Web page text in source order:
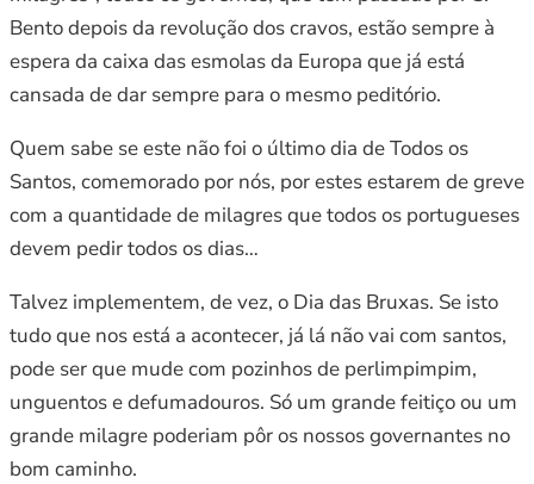
Bento depois da revolução dos cravos, estão sempre à
espera da caixa das esmolas da Europa que já está
cansada de dar sempre para o mesmo peditório.
Quem sabe se este não foi o último dia de Todos os
Santos, comemorado por nós, por estes estarem de greve
com a quantidade de milagres que todos os portugueses
devem pedir todos os dias…
Talvez implementem, de vez, o Dia das Bruxas. Se isto
tudo que nos está a acontecer, já lá não vai com santos,
pode ser que mude com pozinhos de perlimpimpim,
unguentos e defumadouros. Só um grande feitiço ou um
grande milagre poderiam pôr os nossos governantes no
bom caminho.